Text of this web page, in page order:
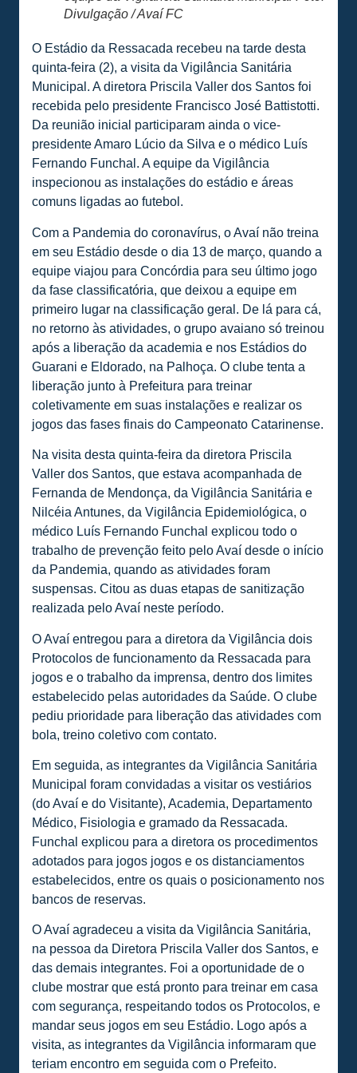
Divulgação / Avaí FC
O Estádio da Ressacada recebeu na tarde desta
quinta-feira (2), a visita da Vigilância Sanitária
Municipal. A diretora Priscila Valler dos Santos foi
recebida pelo presidente Francisco José Battistotti.
Da reunião inicial participaram ainda o vice-
presidente Amaro Lúcio da Silva e o médico Luís
Fernando Funchal. A equipe da Vigilância
inspecionou as instalações do estádio e áreas
comuns ligadas ao futebol.
Com a Pandemia do coronavírus, o Avaí não treina
em seu Estádio desde o dia 13 de março, quando a
equipe viajou para Concórdia para seu último jogo
da fase classificatória, que deixou a equipe em
primeiro lugar na classificação geral. De lá para cá,
no retorno às atividades, o grupo avaiano só treinou
após a liberação da academia e nos Estádios do
Guarani e Eldorado, na Palhoça. O clube tenta a
liberação junto à Prefeitura para treinar
coletivamente em suas instalações e realizar os
jogos das fases finais do Campeonato Catarinense.
Na visita desta quinta-feira da diretora Priscila
Valler dos Santos, que estava acompanhada de
Fernanda de Mendonça, da Vigilância Sanitária e
Nilcéia Antunes, da Vigilância Epidemiológica, o
médico Luís Fernando Funchal explicou todo o
trabalho de prevenção feito pelo Avaí desde o início
da Pandemia, quando as atividades foram
suspensas. Citou as duas etapas de sanitização
realizada pelo Avaí neste período.
O Avaí entregou para a diretora da Vigilância dois
Protocolos de funcionamento da Ressacada para
jogos e o trabalho da imprensa, dentro dos limites
estabelecido pelas autoridades da Saúde. O clube
pediu prioridade para liberação das atividades com
bola, treino coletivo com contato.
Em seguida, as integrantes da Vigilância Sanitária
Municipal foram convidadas a visitar os vestiários
(do Avaí e do Visitante), Academia, Departamento
Médico, Fisiologia e gramado da Ressacada.
Funchal explicou para a diretora os procedimentos
adotados para jogos jogos e os distanciamentos
estabelecidos, entre os quais o posicionamento nos
bancos de reservas.
O Avaí agradeceu a visita da Vigilância Sanitária,
na pessoa da Diretora Priscila Valler dos Santos, e
das demais integrantes. Foi a oportunidade de o
clube mostrar que está pronto para treinar em casa
com segurança, respeitando todos os Protocolos, e
mandar seus jogos em seu Estádio. Logo após a
visita, as integrantes da Vigilância informaram que
teriam encontro em seguida com o Prefeito.